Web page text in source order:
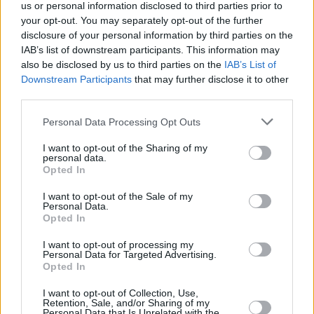
us or personal information disclosed to third parties prior to
your opt-out. You may separately opt-out of the further
disclosure of your personal information by third parties on the
IAB’s list of downstream participants. This information may
also be disclosed by us to third parties on the IAB’s List of
Downstream Participants that may further disclose it to other
Personal Data Processing Opt Outs
I want to opt-out of the Sharing of my
personal data.
Opted In
I want to opt-out of the Sale of my
Personal Data.
Opted In
I want to opt-out of processing my
Personal Data for Targeted Advertising.
Opted In
I want to opt-out of Collection, Use,
Retention, Sale, and/or Sharing of my
ευρωζώνη Ευρωπαϊκή Κεντρική Τράπεζα Μισθοί
FacebookTwitter PinterestLinkedInTumblr Telegram
PREVIOUS ARTICLE
ανοδική πορεία με φόντο τη
στήριξης για καύσιμα,
ανοίγει η πλατφόρμα fuel